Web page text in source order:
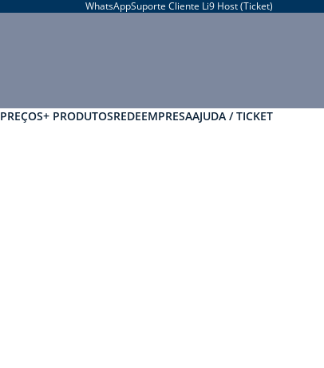
WhatsAppSuporte Cliente Li9 Host (Ticket)
PREÇOS+ PRODUTOSREDEEMPRESAAJUDA / TICKET